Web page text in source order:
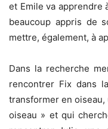
et Emile va apprendre
beaucoup appris de
mettre, également, à
Dans la recherche
rencontrer Fix dans
transformer en oiseau,
oiseau » et qui